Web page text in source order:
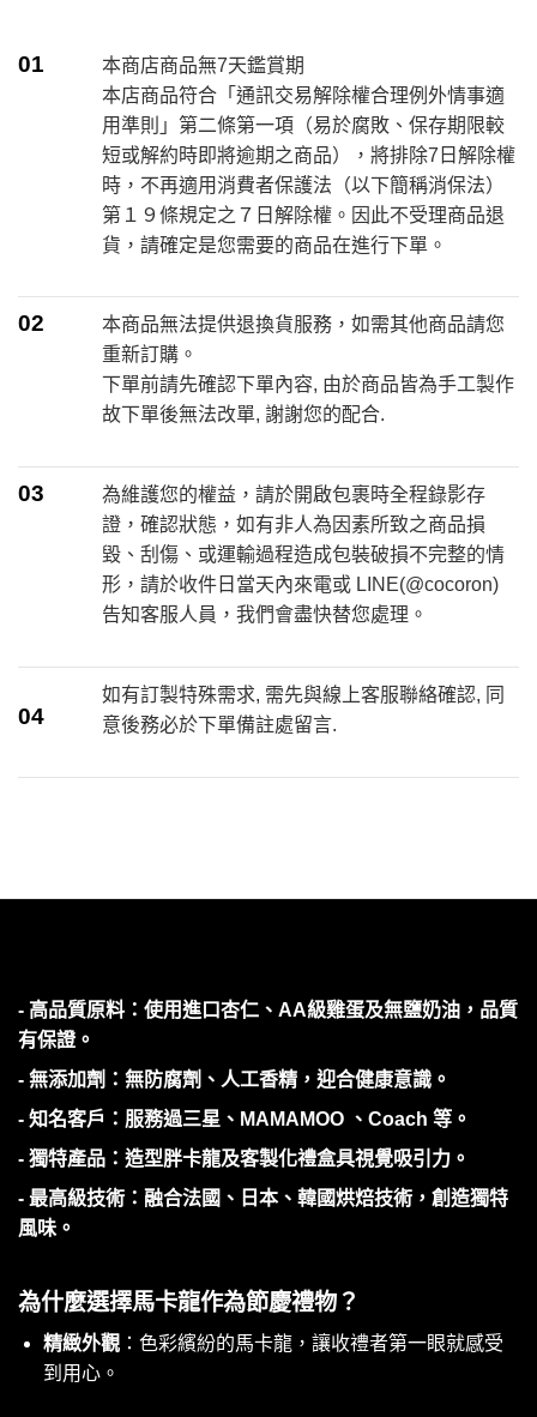
01
本商店商品無7天鑑賞期
本店商品符合「通訊交易解除權合理例外情事適
用準則」第二條第一項（易於腐敗、保存期限較
短或解約時即將逾期之商品），將排除7日解除權
時，不再適用消費者保護法（以下簡稱消保法）
第１９條規定之７日解除權。因此不受理商品退
貨，請確定是您需要的商品在進行下單。
02
本商品無法提供退換貨服務，如需其他商品請您
重新訂購。
下單前請先確認下單內容, 由於商品皆為手工製作
故下單後無法改單, 謝謝您的配合.
03
為維護您的權益，請於開啟包裹時全程錄影存
證，確認狀態，如有非人為因素所致之商品損
毀、刮傷、或運輸過程造成包裝破損不完整的情
形，請於收件日當天內來電或 LINE(@cocoron)
告知客服人員，我們會盡快替您處理。
04
如有訂製特殊需求, 需先與線上客服聯絡確認, 同
意後務必於下單備註處留言.
- 高品質原料：使用進口杏仁、AA級雞蛋及無鹽奶油，品質
有保證。
- 無添加劑：無防腐劑、人工香精，迎合健康意識。
- 知名客戶：服務過三星、MAMAMOO 、Coach 等。
- 獨特產品：造型胖卡龍及客製化禮盒具視覺吸引力。
- 最高級技術：融合法國、日本、韓國烘焙技術，創造獨特
風味。
為什麼選擇馬卡龍作為節慶禮物？
精緻外觀：色彩繽紛的馬卡龍，讓收禮者第一眼就感受
到用心。